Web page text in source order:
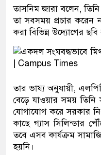
তাসনিম জারা বলেন,
তা সবসময় প্রচার করেন
করা বিভিন্ন উদ্যোগের
তার ভাষ্য অনুযায়ী,
বেড়ে যাওয়ার সময় তিনি
যোগাযোগ করে সরকার
কাছে গ্যাস সিলিন্ডার
তবে এসব কার্যক্রম
হয়নি।